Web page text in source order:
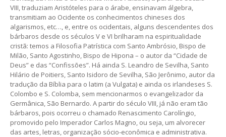
VIII, traduziam Aristóteles para o árabe, ensinavam álgebra,
transmitiam ao Ocidente os conhecimentos chineses dos
algarismos, etc…, e, entre os ocidentais, alguns descendentes dos
bárbaros desde os séculos V e VI brilharam na espiritualidade
cristã: temos a Filosofia Patrística com Santo Ambrósio, Bispo de
Milão, Santo Agostinho, Bispo de Hipona – o autor da “Cidade de
Deus” e das “Confissões”. Há ainda S. Leandro de Sevilha, Santo
Hilário de Poitiers, Santo Isidoro de Sevilha, São Jerônimo, autor da
tradução da Bíblia para o latim (a Vulgata) e ainda os irlandeses S.
Colombo e S. Colomba, sem mencionarmos o evangelizador da
Germânica, São Bernardo. A partir do século VIII, já não eram tão
bárbaros, pois ocorreu o chamado Renascimento Carolíngio,
promovido pelo Imperador Carlos Magno, ou seja, um alvorecer
das artes, letras, organização sócio-econômica e administrativa.